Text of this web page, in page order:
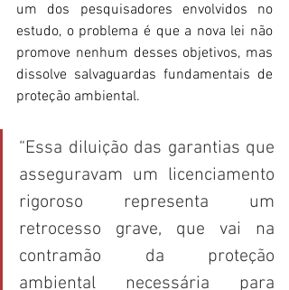
um dos pesquisadores envolvidos no
estudo, o problema é que a nova lei não
promove nenhum desses objetivos, mas
dissolve salvaguardas fundamentais de
proteção ambiental.
“Essa diluição das garantias que
asseguravam um licenciamento
rigoroso representa um
retrocesso grave, que vai na
contramão da proteção
ambiental necessária para